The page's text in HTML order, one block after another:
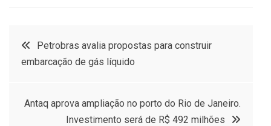
Navegação
Post
Petrobras avalia propostas para construir
embarcação de gás líquido
Antaq aprova ampliação no porto do Rio de Janeiro.
Investimento será de R$ 492 milhões